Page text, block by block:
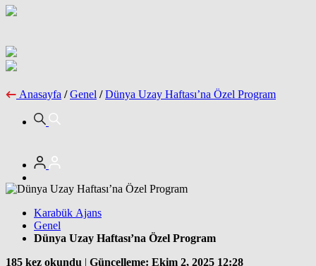
Anasayfa / Genel / Dünya Uzay Haftası’na Özel Program
Karabük Ajans
Genel
Dünya Uzay Haftası’na Özel Program
185 kez okundu | Güncelleme: Ekim 2, 2025 12:28